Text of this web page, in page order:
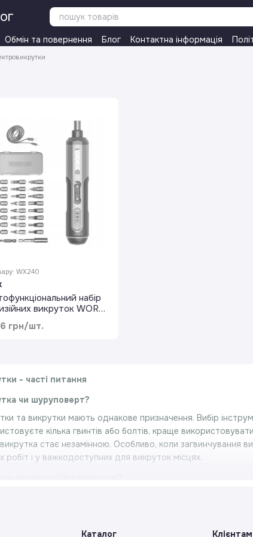
Обмін та повернення Блог Контактна інформація
- часті питання
чи шуруповерт?
та викрутки мають однакове призначення. Вибір
кілька гвинтів або болтів, краще
стає незамінною. Особливо, коли загвинчування
робіт і у важкодоступних для викруток місцях.
WX240
набір
викруток WORX
грн/шт.
Каталог Клієнтам